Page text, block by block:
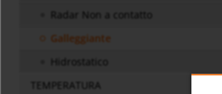
Radar Non a contatto
Galleggiante
Hidrostatico
TEMPERATURA